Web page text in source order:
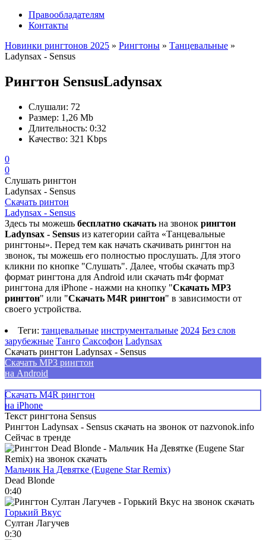
Правообладателям
Контакты
Новинки рингтонов 2025 » Рингтоны » Танцевальные »
Ladynsax - Sensus
Рингтон SensusLadynsax
Слушали: 72
Размер: 1,26 Mb
Длительность: 0:32
Качество: 321 Kbps
0
0
Слушать рингтон
Ladynsax - Sensus
Скачать ринтон
Ladynsax - Sensus
Здесь ты можешь бесплатно скачать на звонок рингтон
Ladynsax - Sensus из категории сайта «Танцевальные
рингтоны». Перед тем как начать скачивать рингтон на
звонок, ты можешь его полностью прослушать. Для этого
кликни по кнопке "Слушать". Далее, чтобы скачать mp3
формат рингтона для Android или скачать m4r формат
рингтона для iPhone - нажми на кнопку "Скачать MP3
рингтон" или "Скачать M4R рингтон" в зависимости от
своего устройства.
Теги: танцевальные инструментальные 2024 Без слов
зарубежные Танго Саксофон Ladynsax
Скачать рингтон Ladynsax - Sensus
Скачать MP3 рингтон
на Android
Скачать M4R рингтон
на iPhone
Текст рингтона Sensus
Рингтон Ladynsax - Sensus скачать на звонок от nazvonok.info
Сейчас в тренде
Мальчик На Девятке (Eugene Star Remix)
Dead Blonde
0:40
Горький Вкус
Султан Лагучев
0:30